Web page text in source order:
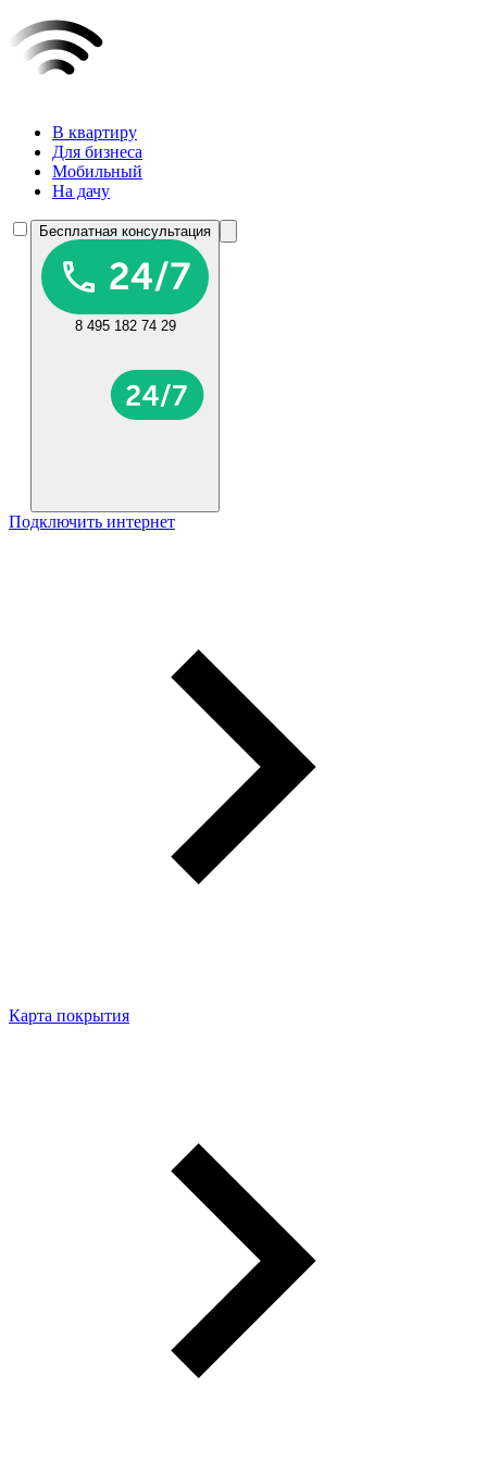
В квартиру
Для бизнеса
Мобильный
На дачу
Бесплатная консультация
8 495 182 74 29
Подключить интернет
Карта покрытия